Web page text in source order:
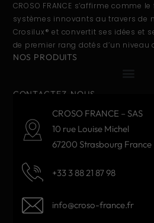
CROSO FRANCE s’affirme comme
systèmes innovants au travers de
Crosilux® et convertit ses idées et
de premier rang dotés d’un niveau
NOS PRODUITS
CONTACTEZ-NOUS
CROSO FRANCE – SAS
10 rue Louise Michel
67200 Strasbourg France
+33 3 88 21 87 98
info@croso-france.fr